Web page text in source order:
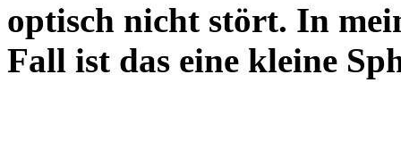
optisch nicht stört. In
Fall ist das eine kleine